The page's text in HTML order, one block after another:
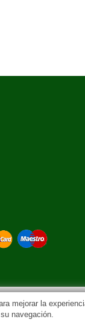
mejorar la
navegación.